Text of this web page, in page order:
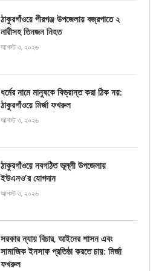
ঠাকুরগাঁওয়ে পীরগঞ্জ উপজেলায় বজ্রপাতে ২
নারীসহ তিনজন নিহত
আগস্ট ৩, ২০২৬
ধর্মের নামে মানুষকে বিভ্রান্ত করা ঠিক নয়:
ঠাকুরগাঁওয়ে মির্জা ফখরুল
আগস্ট ৩, ২০২৬
ঠাকুরগাঁওয়ে নবগঠিত ভূল্লী উপজেলায়
ইউএনও’র যোগদান
আগস্ট ৩, ২০২৬
সরকার ন্যায় বিচার, আইনের শাসন এবং
সামাজিক ইনসাফ প্রতিষ্ঠা করতে চায়: মির্জা
ফখরুল